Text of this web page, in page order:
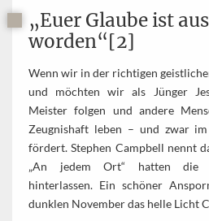
„Euer Glaube ist
worden“[2]
Wenn wir in der richtigen
und möchten wir als Jünger
Meister folgen und andere
Zeugnishaft leben – und zwar
fördert. Stephen Campbell nennt
„An jedem Ort“ hatten die
hinterlassen. Ein schöner
dunklen November das helle Licht